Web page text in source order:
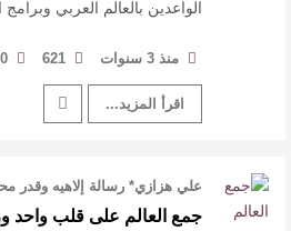
الواعدين بالعالم العربي
منذ 3 سنوات 621
0
اقرأ المزيد...
علي هزازي* رسالة إلاهيه وقدر
أكثر من قريته أو مجتمع …
جمع العالم على قلب واحد